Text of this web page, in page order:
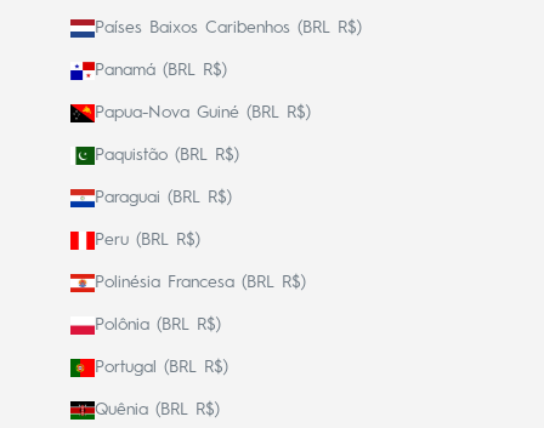
Países Baixos Caribenhos (BRL R$)
Panamá (BRL R$)
Papua-Nova Guiné (BRL R$)
Paquistão (BRL R$)
Paraguai (BRL R$)
Peru (BRL R$)
Polinésia Francesa (BRL R$)
Polônia (BRL R$)
Portugal (BRL R$)
Quênia (BRL R$)